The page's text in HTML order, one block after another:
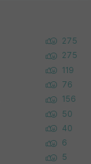
275
275
119
76
156
50
40
6
5